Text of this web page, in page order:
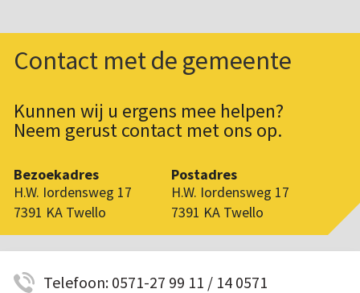
Contact met de gemeente
Kunnen wij u ergens mee helpen?
Neem gerust contact met ons op.
Bezoekadres
H.W. Iordensweg 17
7391 KA Twello
Postadres
H.W. Iordensweg 17
7391 KA Twello
Telefoon: 0571-27 99 11 / 14 0571